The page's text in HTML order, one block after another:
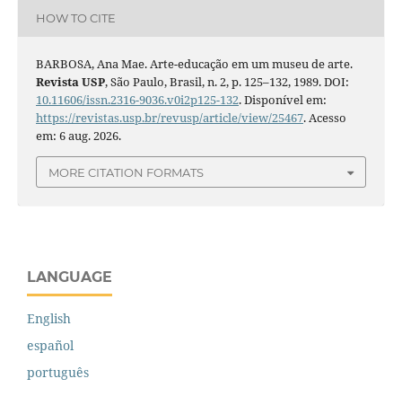
HOW TO CITE
BARBOSA, Ana Mae. Arte-educação em um museu de arte.
Revista USP, São Paulo, Brasil, n. 2, p. 125–132, 1989. DOI:
10.11606/issn.2316-9036.v0i2p125-132. Disponível em:
https://revistas.usp.br/revusp/article/view/25467. Acesso
em: 6 aug. 2026.
MORE CITATION FORMATS
LANGUAGE
English
español
português